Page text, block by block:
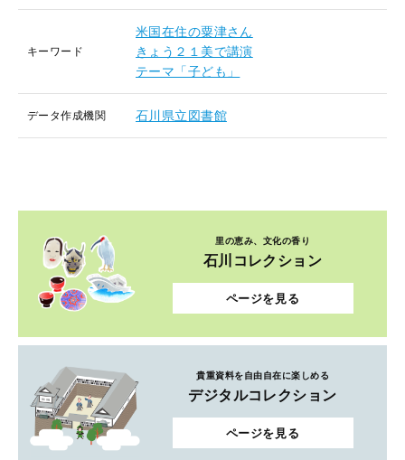
キーワード
米国在住の粟津さん
きょう２１美で講演
テーマ「子ども」
データ作成機関 石川県立図書館
里の恵み、文化の香り
石川コレクション
ページを見る
貴重資料を自由自在に楽しめる
デジタルコレクション
ページを見る